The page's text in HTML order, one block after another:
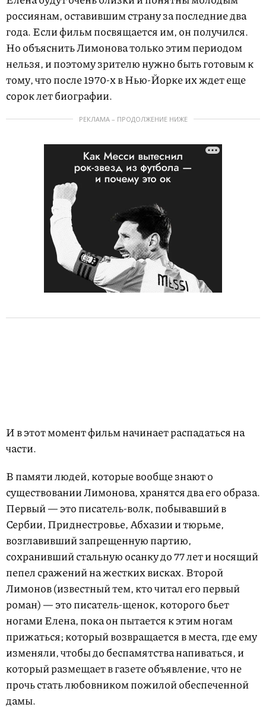
россиянам, оставившим страну за последние два
года. Если фильм посвящается им, он получился.
Но объяснить Лимонова только этим периодом
нельзя, и поэтому зрителю нужно быть готовым к
тому, что после 1970-х в Нью-Йорке их ждет еще
сорок лет биографии.
РЕКЛАМА – ПРОДОЛЖЕНИЕ НИЖЕ
И в этот момент фильм начинает распадаться на
части.
В памяти людей, которые вообще знают о
существовании Лимонова, хранятся два его образа.
Первый — это писатель-волк, побывавший в
Сербии, Приднестровье, Абхазии и тюрьме,
возглавивший запрещенную партию,
сохранивший стальную осанку до 77 лет и носящий
пепел сражений на жестких висках. Второй
Лимонов (известный тем, кто читал его первый
роман) — это писатель-щенок, которого бьет
ногами Елена, пока он пытается к этим ногам
прижаться; который возвращается в места, где ему
изменяли, чтобы до беспамятства напиваться, и
который размещает в газете объявление, что не
прочь стать любовником пожилой обеспеченной
дамы.